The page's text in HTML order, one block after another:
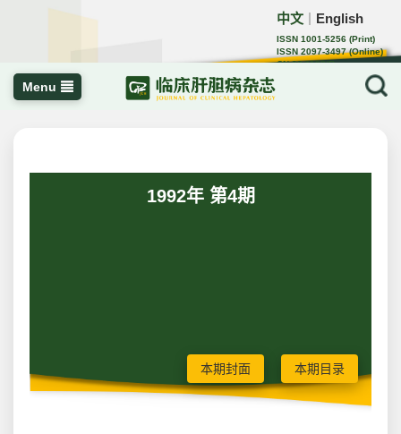
中文 English
ISSN 1001-5256 (Print)
ISSN 2097-3497 (Online)
CN 22-1108/R
Menu
1992年 第4期
本期封面 本期目录